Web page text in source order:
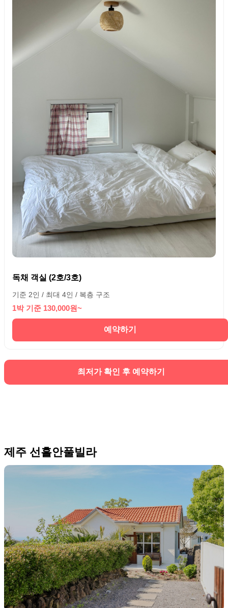
독채 객실 (2호/3호)
기준 2인 / 최대 4인 / 복층 구조
1박 기준 130,000원~
예약하기
최저가 확인 후 예약하기
제주 선흘안풀빌라